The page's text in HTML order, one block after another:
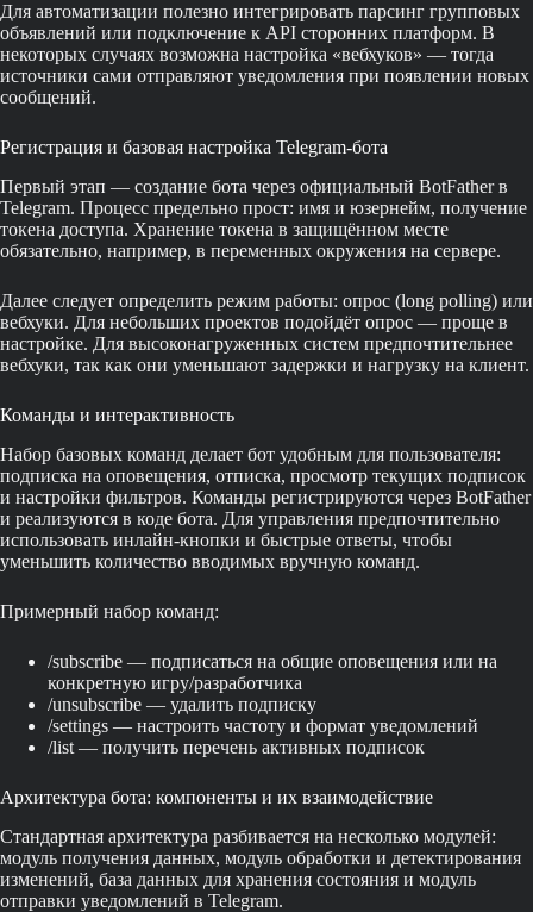
Для автоматизации полезно интегрировать парсинг групповых
объявлений или подключение к API сторонних платформ. В
некоторых случаях возможна настройка «вебхуков» — тогда
источники сами отправляют уведомления при появлении новых
сообщений.
Регистрация и базовая настройка Telegram-бота
Первый этап — создание бота через официальный BotFather в
Telegram. Процесс предельно прост: имя и юзернейм, получение
токена доступа. Хранение токена в защищённом месте
обязательно, например, в переменных окружения на сервере.
Далее следует определить режим работы: опрос (long polling) или
вебхуки. Для небольших проектов подойдёт опрос — проще в
настройке. Для высоконагруженных систем предпочтительнее
вебхуки, так как они уменьшают задержки и нагрузку на клиент.
Команды и интерактивность
Набор базовых команд делает бот удобным для пользователя:
подписка на оповещения, отписка, просмотр текущих подписок
и настройки фильтров. Команды регистрируются через BotFather
и реализуются в коде бота. Для управления предпочтительно
использовать инлайн-кнопки и быстрые ответы, чтобы
уменьшить количество вводимых вручную команд.
Примерный набор команд:
/subscribe — подписаться на общие оповещения или на
конкретную игру/разработчика
/unsubscribe — удалить подписку
/settings — настроить частоту и формат уведомлений
/list — получить перечень активных подписок
Архитектура бота: компоненты и их взаимодействие
Стандартная архитектура разбивается на несколько модулей:
модуль получения данных, модуль обработки и детектирования
изменений, база данных для хранения состояния и модуль
отправки уведомлений в Telegram.